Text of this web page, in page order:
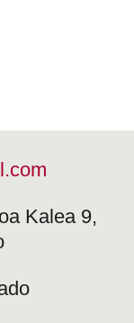
Kalea 9,